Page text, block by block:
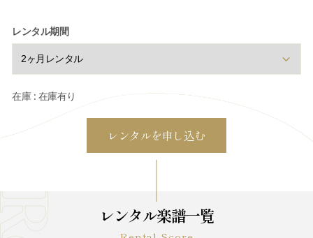
レンタル期間
在庫 : 在庫有り
レンタル楽譜一覧